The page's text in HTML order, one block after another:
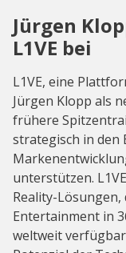
Jürgen
L1VE bei
L1VE, eine
Jürgen Klopp als
frühere
strategisch in den
unterstützen.
Reality-
Entertainment in
weltweit